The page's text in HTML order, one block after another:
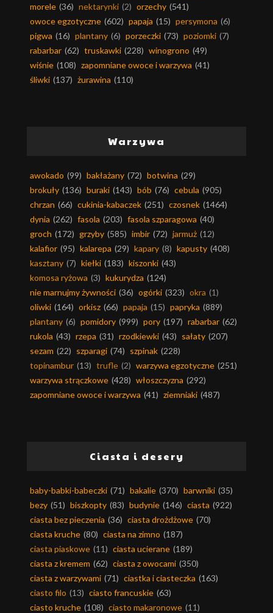
morele (36) nektarynki (2) orzechy (541)
owoce egzotyczne (602) papaja (15) persymona (6)
pigwa (16) plantany (6) porzeczki (73) poziomki (7)
rabarbar (62) truskawki (228) winogrono (49)
wiśnie (108) zapomniane owoce i warzywa (41)
śliwki (137) żurawina (110)
Warzywa
awokado (99) bakłażany (72) botwina (29)
brokuły (136) buraki (143) bób (76) cebula (905)
chrzan (66) cukinia-kabaczek (251) czosnek (1464)
dynia (262) fasola (203) fasola szparagowa (40)
groch (172) grzyby (585) imbir (72) jarmuż (12)
kalafior (95) kalarepa (29) kapary (8) kapusty (408)
kasztany (7) kiełki (183) kiszonki (43)
komosa ryżowa (3) kukurydza (124)
nie marnujmy żywności (36) ogórki (323) okra (1)
oliwki (164) orkisz (66) papaja (15) papryka (889)
plantany (6) pomidory (999) pory (197) rabarbar (62)
rukola (43) rzepa (31) rzodkiewki (43) sałaty (207)
sezam (22) szparagi (74) szpinak (228)
topinambur (13) trufle (2) warzywa egzotyczne (251)
warzywa strączkowe (428) włoszczyzna (292)
zapomniane owoce i warzywa (41) ziemniaki (487)
Ciasta i desery
baby-babki-babeczki (71) bakalie (370) barwniki (35)
bezy (51) biszkopty (83) budynie (146) ciasta (922)
ciasta bez pieczenia (36) ciasta drożdżowe (70)
ciasta kruche (80) ciasta na zimno (187)
ciasta piaskowe (11) ciasta ucierane (189)
ciasta z kremem (62) ciasta z owocami (350)
ciasta z warzywami (71) ciastka i ciasteczka (163)
ciasto filo (13) ciasto francuskie (63)
ciasto kruche (108) ciasto makaronowe (11)